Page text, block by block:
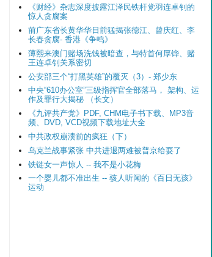
《财经》杂志深度披露江泽民铁杆党羽连卓钊的
惊人贪腐案
前广东省长黄华华日前猛揭张德江、曾庆红、李
长春贪腐- 香港《争鸣》
薄熙来澳门赌场洗钱被暗查，与特首何厚铧、赌
王连卓钊关系密切
公安部三个“打黑英雄”的覆灭（3）- 郑少东
中央“610办公室”三级指挥官全部落马， 架构、运
作及罪行大揭秘 （长文）
《九评共产党》PDF, CHM电子书下载、MP3音
频、DVD, VCD视频下载地址大全
中共政权崩溃前的疯狂（下）
乌克兰战事紧张 中共进退两难被普京给耍了
铁链女一声惊人 -- 我不是小花梅
一个婴儿都不准出生 -- 骇人听闻的《百日无孩》
运动